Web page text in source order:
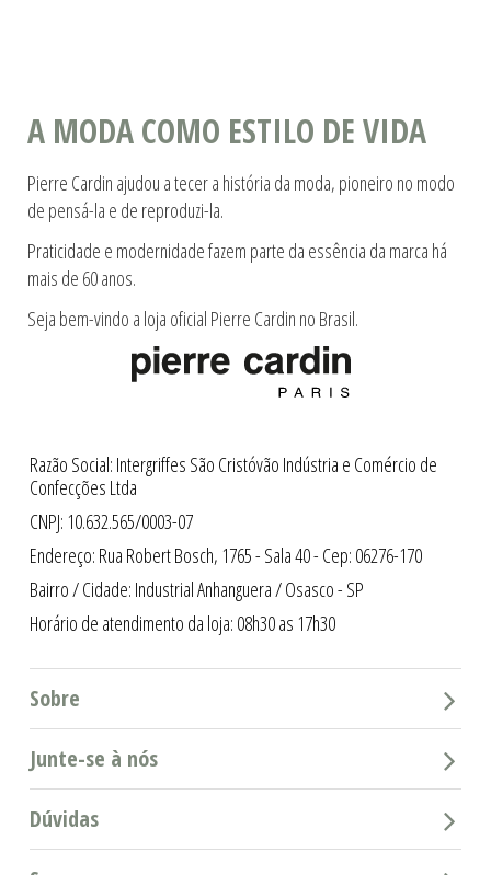
A MODA COMO ESTILO DE VIDA
Pierre Cardin ajudou a tecer a história da moda, pioneiro no modo
de pensá-la e de reproduzi-la.
Praticidade e modernidade fazem parte da essência da marca há
mais de 60 anos.
Seja bem-vindo a loja oficial Pierre Cardin no Brasil.
Razão Social: Intergriffes São Cristóvão Indústria e Comércio de
Confecções Ltda
CNPJ: 10.632.565/0003-07
Endereço: Rua Robert Bosch, 1765 - Sala 40 - Cep: 06276-170
Bairro / Cidade: Industrial Anhanguera / Osasco - SP
Horário de atendimento da loja: 08h30 as 17h30
Sobre
Junte-se à nós
Dúvidas